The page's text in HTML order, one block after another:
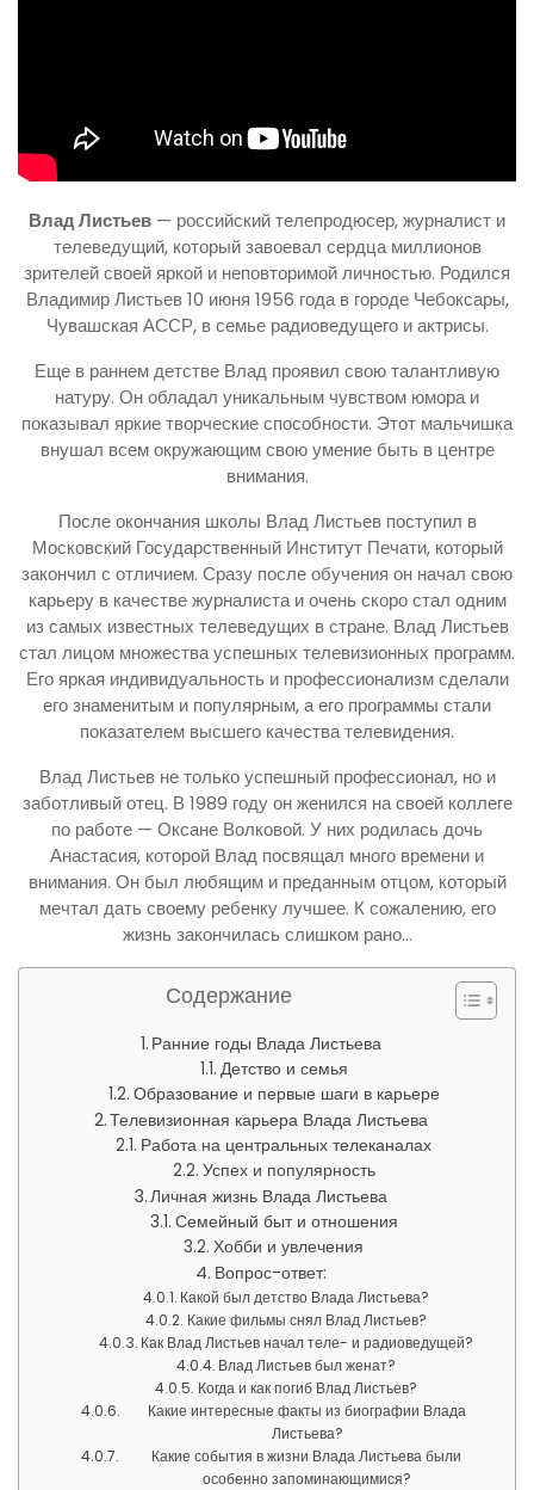
Влад Листьев — российский телепродюсер, журналист и
телеведущий, который завоевал сердца миллионов
зрителей своей яркой и неповторимой личностью. Родился
Владимир Листьев 10 июня 1956 года в городе Чебоксары,
Чувашская АССР, в семье радиоведущего и актрисы.
Еще в раннем детстве Влад проявил свою талантливую
натуру. Он обладал уникальным чувством юмора и
показывал яркие творческие способности. Этот мальчишка
внушал всем окружающим свою умение быть в центре
внимания.
После окончания школы Влад Листьев поступил в
Московский Государственный Институт Печати, который
закончил с отличием. Сразу после обучения он начал свою
карьеру в качестве журналиста и очень скоро стал одним
из самых известных телеведущих в стране. Влад Листьев
стал лицом множества успешных телевизионных программ.
Его яркая индивидуальность и профессионализм сделали
его знаменитым и популярным, а его программы стали
показателем высшего качества телевидения.
Влад Листьев не только успешный профессионал, но и
заботливый отец. В 1989 году он женился на своей коллеге
по работе — Оксане Волковой. У них родилась дочь
Анастасия, которой Влад посвящал много времени и
внимания. Он был любящим и преданным отцом, который
мечтал дать своему ребенку лучшее. К сожалению, его
жизнь закончилась слишком рано…
Содержание
Ранние годы Влада Листьева
Детство и семья
Образование и первые шаги в карьере
Телевизионная карьера Влада Листьева
Работа на центральных телеканалах
Успех и популярность
Личная жизнь Влада Листьева
Семейный быт и отношения
Хобби и увлечения
Вопрос-ответ:
Какой был детство Влада Листьева?
Какие фильмы снял Влад Листьев?
Как Влад Листьев начал теле- и радиоведущей?
Влад Листьев был женат?
Когда и как погиб Влад Листьев?
Какие интересные факты из биографии Влада
Листьева?
Какие события в жизни Влада Листьева были
особенно запоминающимися?